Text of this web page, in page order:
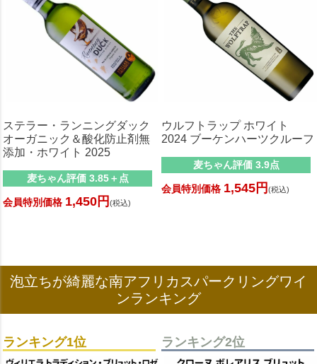
ステラー・ランニングダック
オーガニック＆酸化防止剤無
添加・ホワイト 2025
麦ちゃん評価 3.85＋点
会員特別価格 1,450円 (税込)
ウルフトラップ ホワイト
2024 ブーケンハーツクルーフ
麦ちゃん評価 3.9点
会員特別価格 1,545円 (税込)
泡立ちが綺麗な南アフリカスパークリングワイ
ンランキング
ランキング1位 ランキング2位